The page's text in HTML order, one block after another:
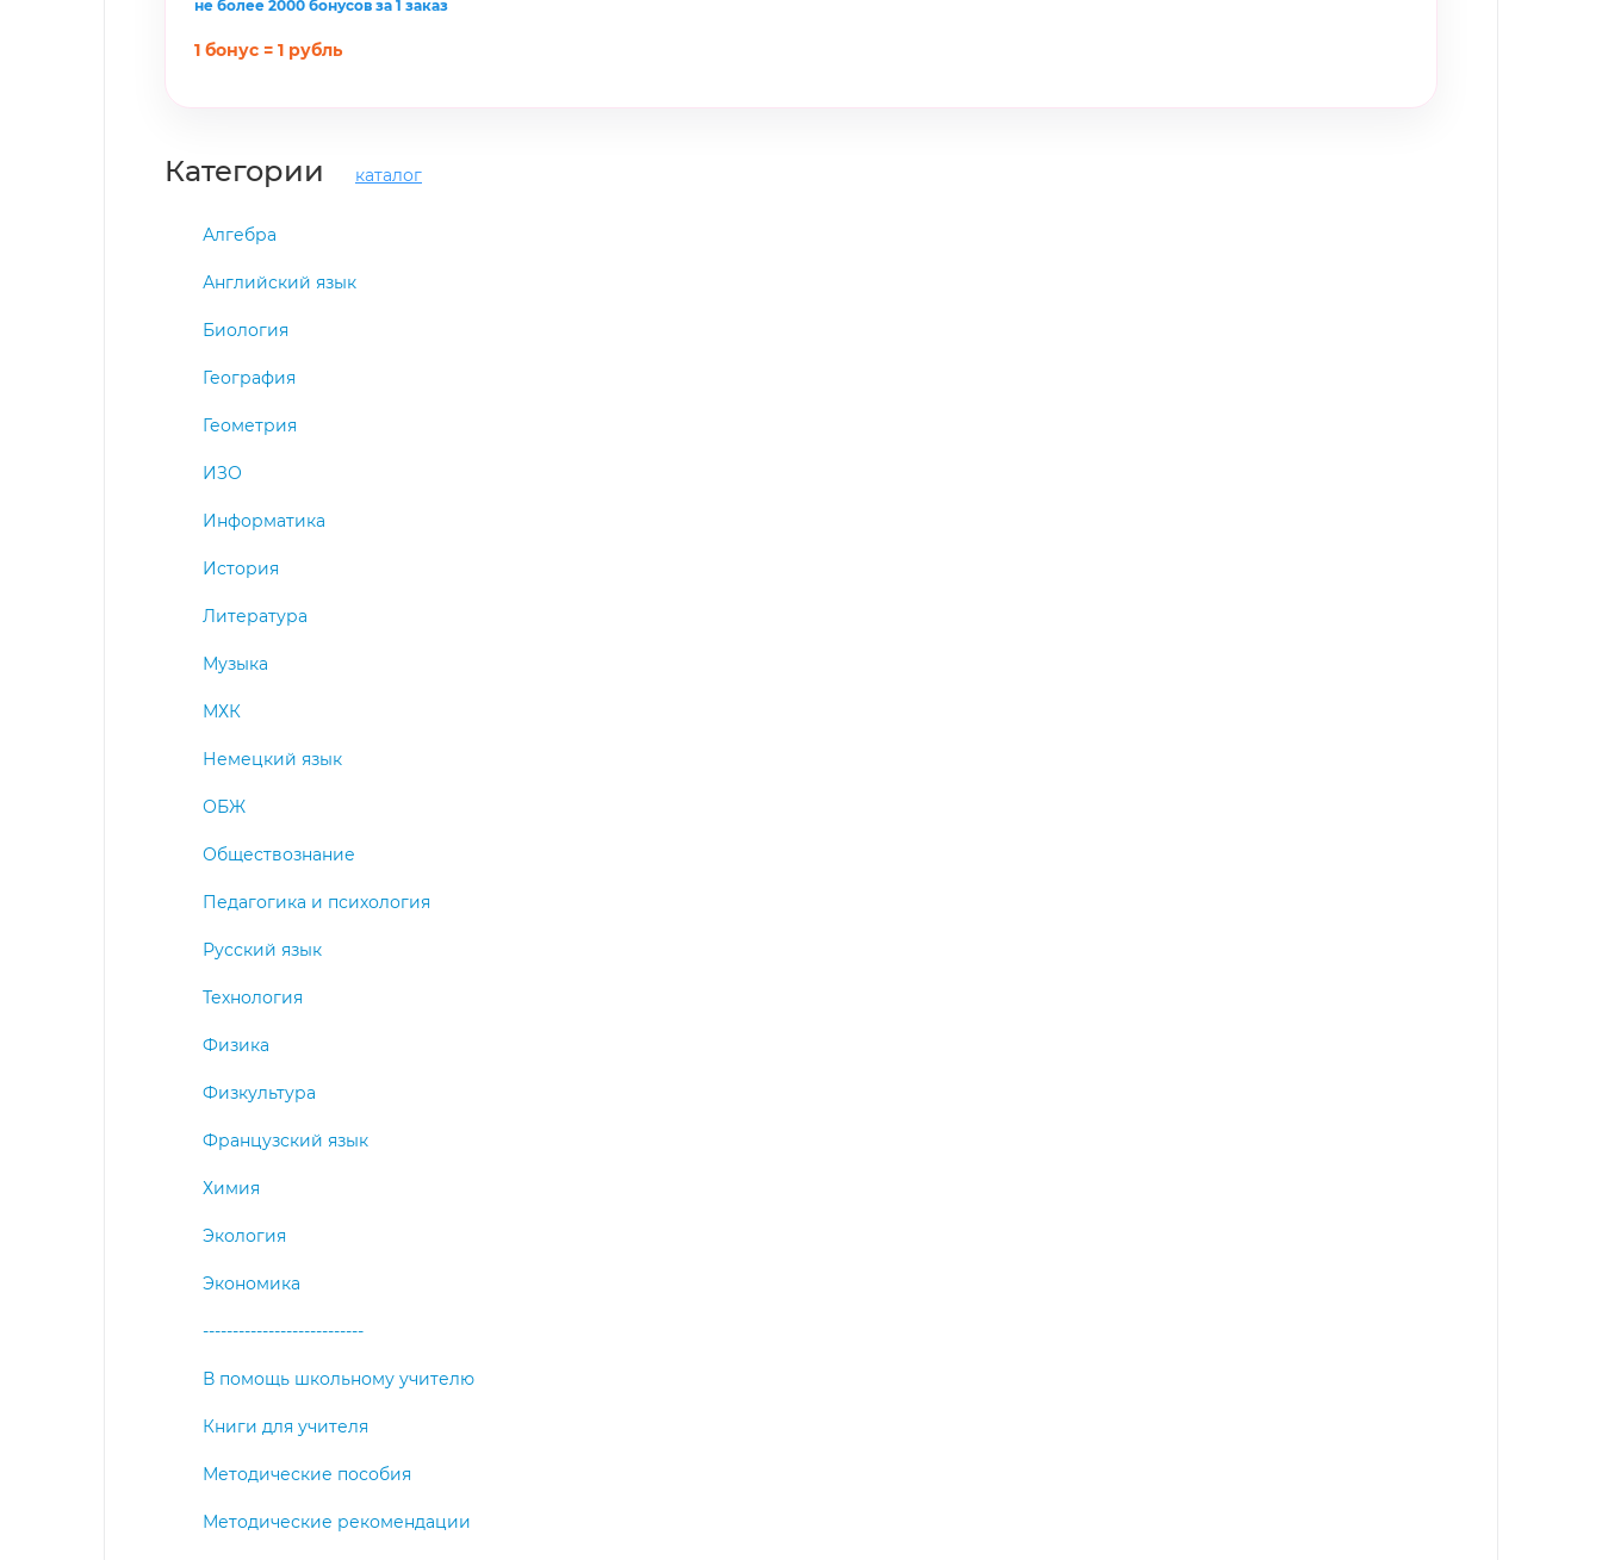
не более 2000 бонусов за 1 заказ
1 бонус = 1 рубль
Категории каталог
Алгебра
Английский язык
Биология
География
Геометрия
ИЗО
Информатика
История
Литература
Музыка
МХК
Немецкий язык
ОБЖ
Обществознание
Педагогика и психология
Русский язык
Технология
Физика
Физкультура
Французский язык
Химия
Экология
Экономика
---------------------------
В помощь школьному учителю
Книги для учителя
Методические пособия
Методические рекомендации